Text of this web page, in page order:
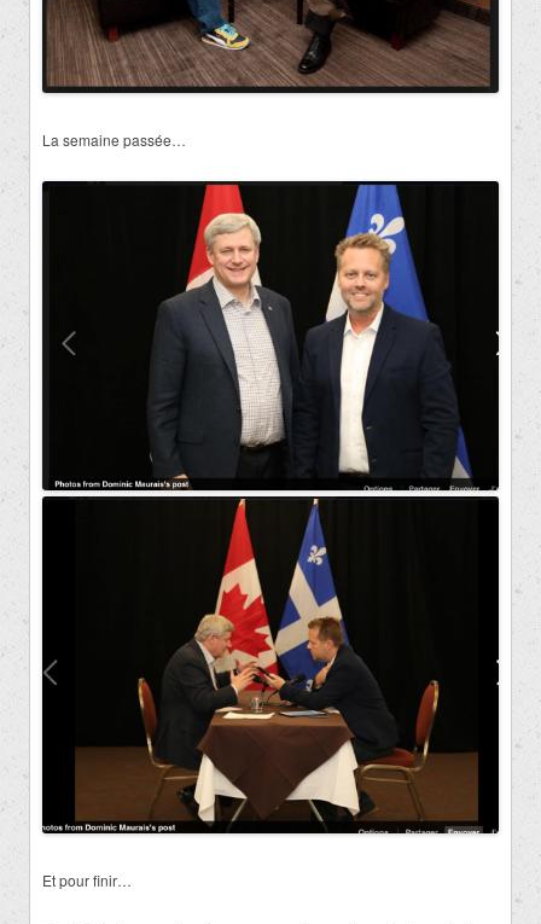
La semaine passée…
Et pour finir…